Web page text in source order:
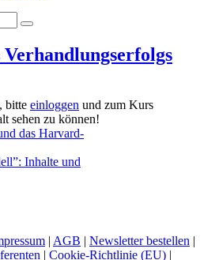
bitte einloggen und zum Kurs
sehen zu können!
das Harvard-
Inhalte und
| AGB | Newsletter bestellen |
| Cookie-Richtlinie (EU) |